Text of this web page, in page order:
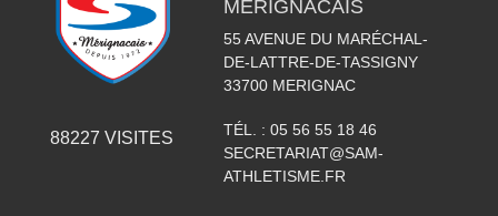
88227 VISITES
MÉRIGNACAIS
55 AVENUE DU MARÉCHAL-
DE-LATTRE-DE-TASSIGNY
33700 MERIGNAC
TÉL. : 05 56 55 18 46
SECRETARIAT@SAM-
ATHLETISME.FR